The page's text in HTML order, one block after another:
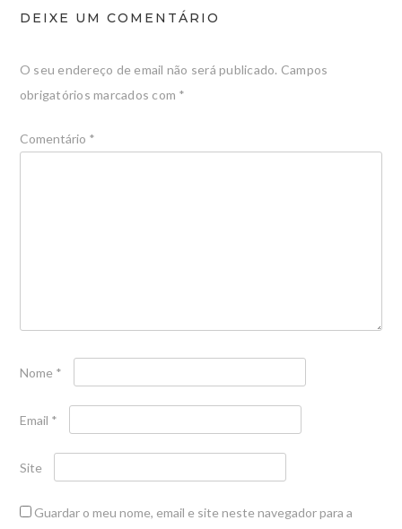
DEIXE UM COMENTÁRIO
O seu endereço de email não será publicado. Campos
obrigatórios marcados com *
Comentário *
Nome *
Email *
Site
Guardar o meu nome, email e site neste navegador para a